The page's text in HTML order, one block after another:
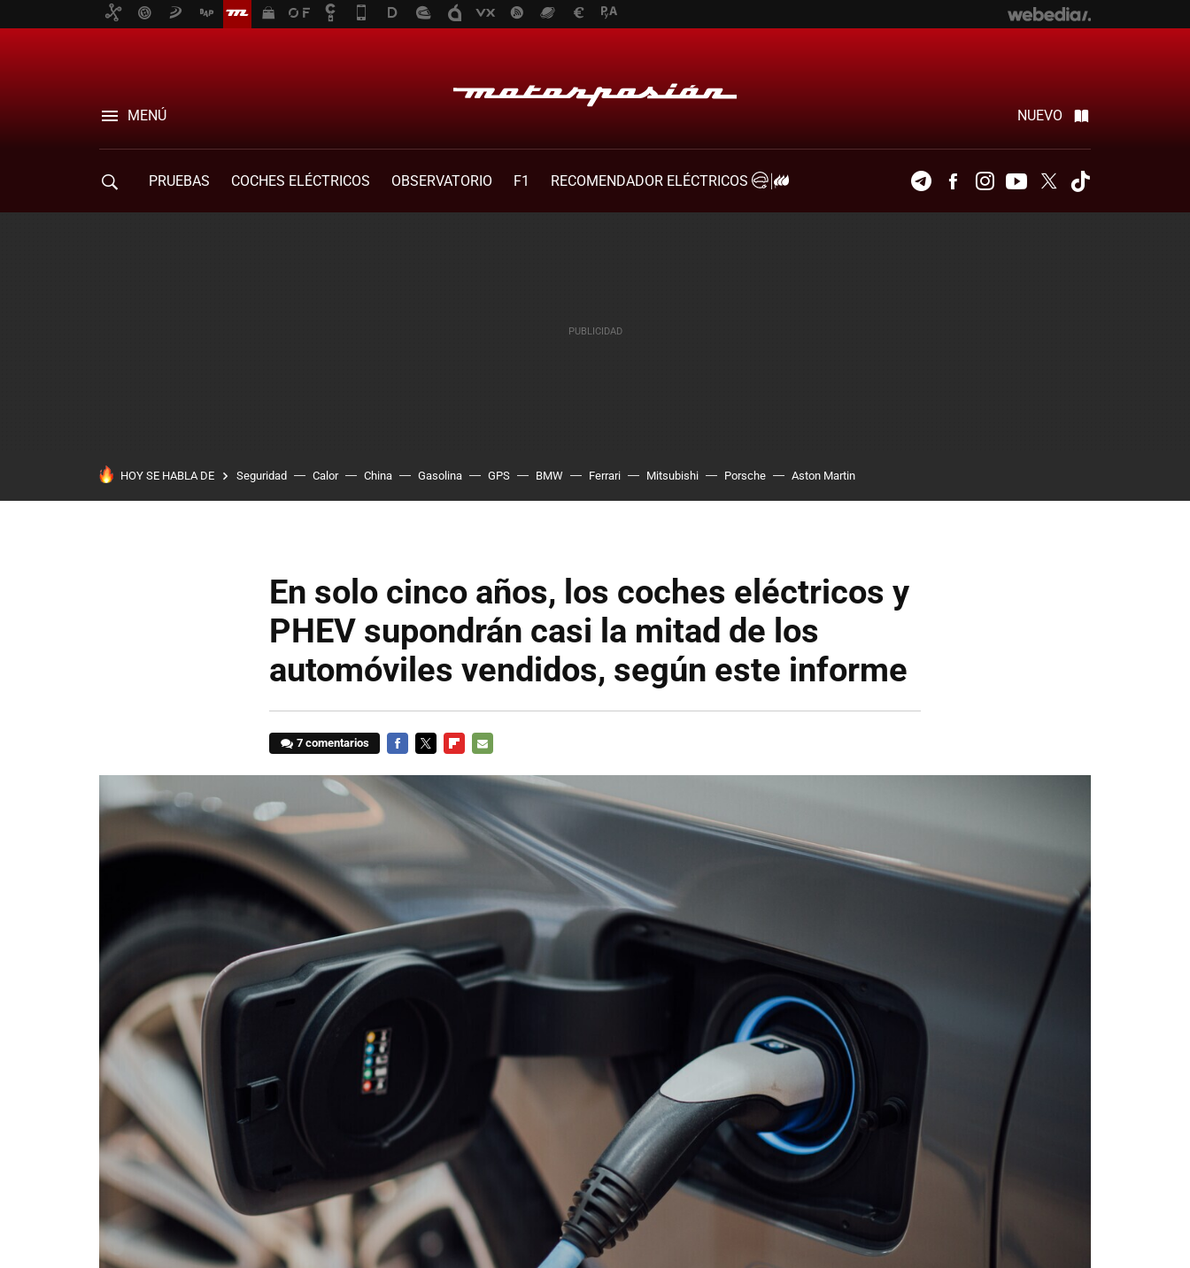
MENÚ NUEVO
PRUEBAS COCHES ELÉCTRICOS OBSERVATORIO F1
RECOMENDADOR ELÉCTRICOS
TelegramFacebookInstagramYoutubeTwitter
HOY SE HABLA DE Seguridad Calor China Gasolina GPS BMW Ferrari Mitsubishi Porsche Aston Martin
En solo cinco años, los coches eléctricos y
PHEV supondrán casi la mitad de los
automóviles vendidos, según este informe
7 comentarios
MAIL